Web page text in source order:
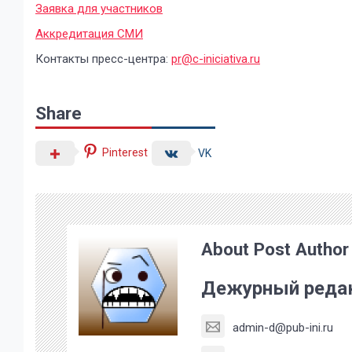
Заявка для участников
Аккредитация СМИ
Контакты пресс-центра: pr@c-iniciativa.ru
Share
Pinterest VK
About Post Author
Дежурный
admin-d@pub-ini.ru